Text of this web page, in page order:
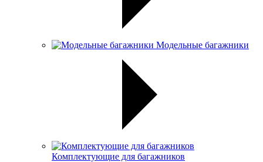
Модельные багажники
Комплектующие для багажников